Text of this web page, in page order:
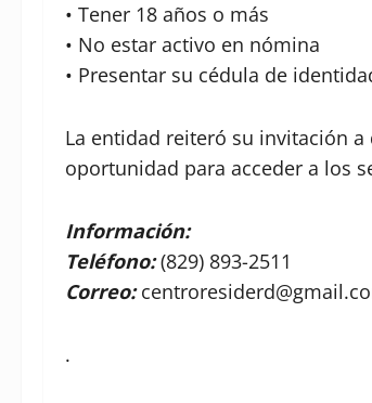
• Tener 18 años o más
• No estar activo en nómina
• Presentar su cédula de
La entidad reiteró su invitación
oportunidad para acceder a los
Información:
Teléfono:(829) 893-2511
Correo:
.